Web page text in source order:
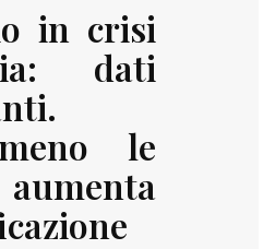
in crisi
dati
le